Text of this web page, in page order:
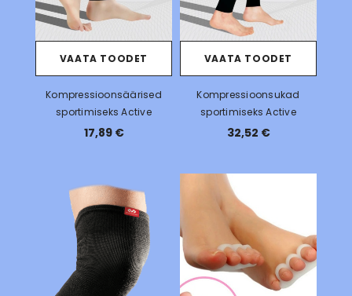
VAATA TOODET
Kompressioonsäärised
sportimiseks Active
17,89 €
VAATA TOODET
Kompressioonsukad
sportimiseks Active
32,52 €